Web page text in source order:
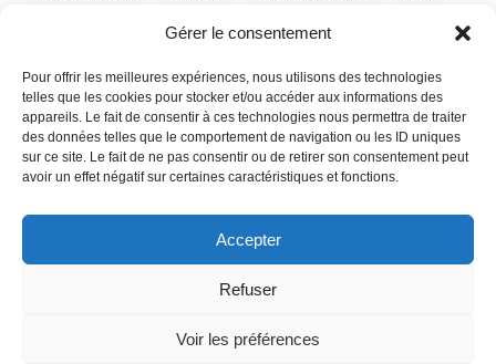
Gérer le consentement
Pour offrir les meilleures expériences, nous utilisons des technologies
telles que les cookies pour stocker et/ou accéder aux informations des
appareils. Le fait de consentir à ces technologies nous permettra de traiter
des données telles que le comportement de navigation ou les ID uniques
sur ce site. Le fait de ne pas consentir ou de retirer son consentement peut
avoir un effet négatif sur certaines caractéristiques et fonctions.
Accepter
Refuser
Voir les préférences
AUSTRALIE BOLLYWOOD
CONTEMPORAIN
DETAILS EAU FASHION FEMME FEU
GRAPHIQUE HOMME ICONE ISLANDE
JAZZY MAKE UP MUDRA NATURE
PORTRAIT REPTILE TEXTURE TZIGANIA
USA